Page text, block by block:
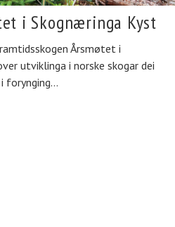
i Skognæringa Kyst
Årsmøtet i
utviklinga i norske skogar dei
forynging…